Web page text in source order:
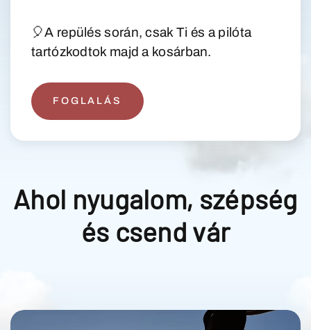
A REPÜLÉSRŐL
RÓLUNK
AJÁNDÉKOZZ REPÜLÉST
🎈A repülés során, csak Ti és a pilóta
tartózkodtok majd a kosárban.
FOGLALÁS
Ahol nyugalom, szépség
és csend vár